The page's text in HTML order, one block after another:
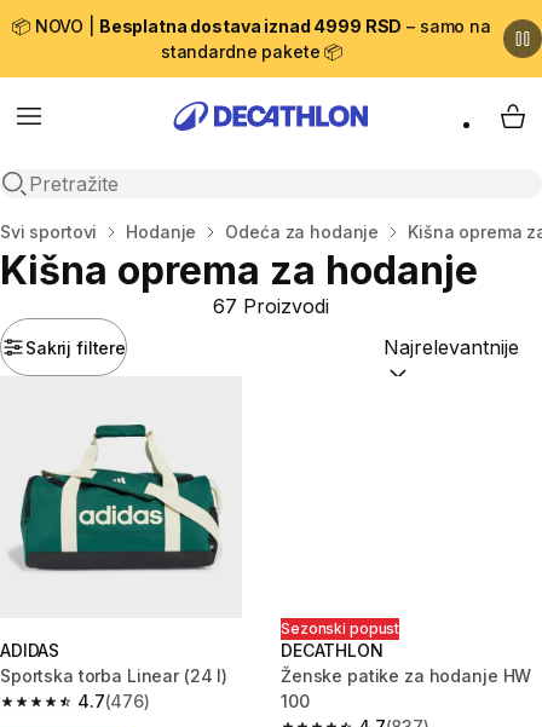
📦 NOVO | Besplatna dostava iznad 4999 RSD – samo na
standardne pakete 📦
Menu
Open search
My
Početna stranica
Svi sportovi Hodanje Odeća za hodanje Kišna oprema
Kišna oprema za hodanje
Sakrij filtere
67 Proizvodi
Sortiraj po:
ADIDAS
Sportska torba Linear (24 l)
4.7
4.7 od 5 zvezdica from 476 Recenzije
(476)
Sezonski popust
DECATHLON
Ženske patike za hodanje HW
100